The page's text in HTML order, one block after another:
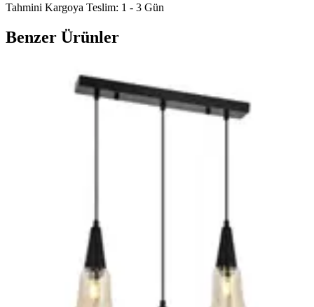
Tahmini Kargoya Teslim: 1 - 3 Gün
Benzer Ürünler